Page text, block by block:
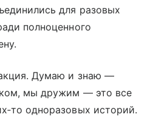
для разовых
полноценного
Думаю и знаю —
мы дружим — это все
одноразовых историй.